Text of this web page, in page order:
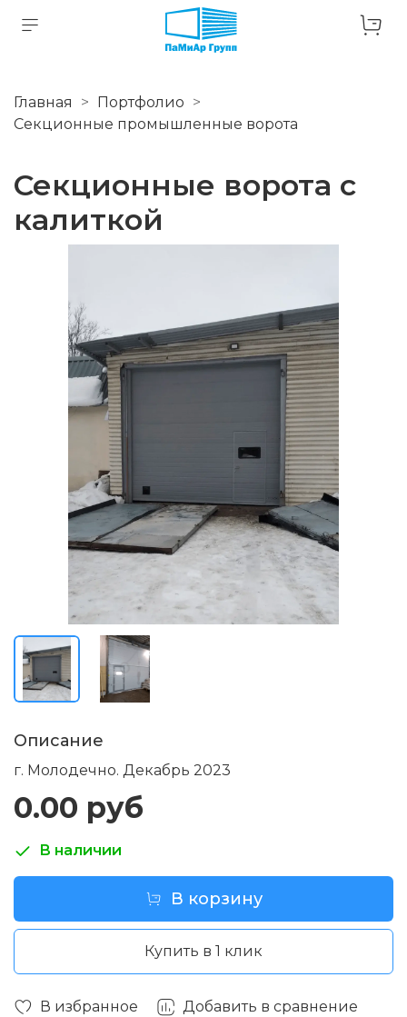
Главная
Портфолио
Секционные промышленные ворота
Секционные ворота с
калиткой
В избранное Добавить в сравнение
Описание
г. Молодечно. Декабрь 2023
0.00 руб
В наличии
В корзину
Купить в 1 клик